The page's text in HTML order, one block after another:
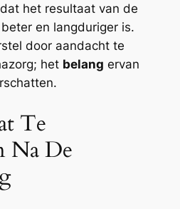
het resultaat van de
en langduriger is.
door aandacht te
het belang ervan
Te
Na De